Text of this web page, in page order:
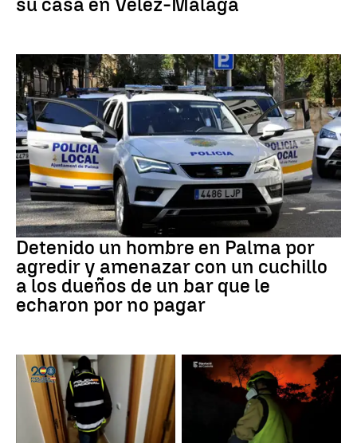
su casa en Vélez-Málaga
Detención
Detenido un hombre en Palma por
agredir y amenazar con un cuchillo
a los dueños de un bar que le
echaron por no pagar
Narcotrafico